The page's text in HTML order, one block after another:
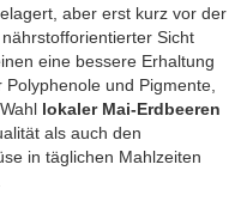
aber erst kurz vor der
Sicht
eine bessere Erhaltung
und Pigmente,
lokaler Mai-Erdbeeren
als auch den
in täglichen Mahlzeiten